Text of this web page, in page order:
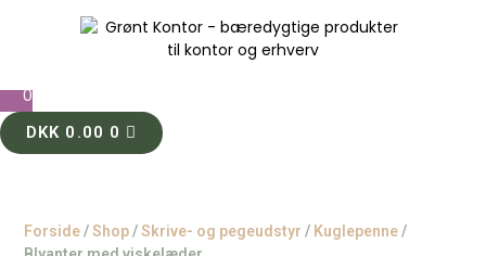
0
DKK 0.00 0
Forside/Shop/Skrive- og pegeudstyr / Kuglepenne/